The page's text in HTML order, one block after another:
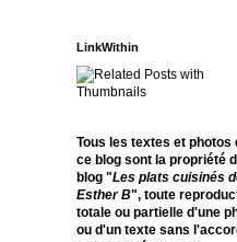
LinkWithin
Tous les textes et photos
ce blog sont la propriété
blog "Les plats cuisinés
Esther B", toute
totale ou partielle d'une
ou d'un texte sans